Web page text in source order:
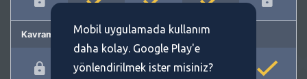
Kavram önermeMobil uygulamada kullanım
daha kolay. Google Play'e
yönlendirilmek ister misiniz?